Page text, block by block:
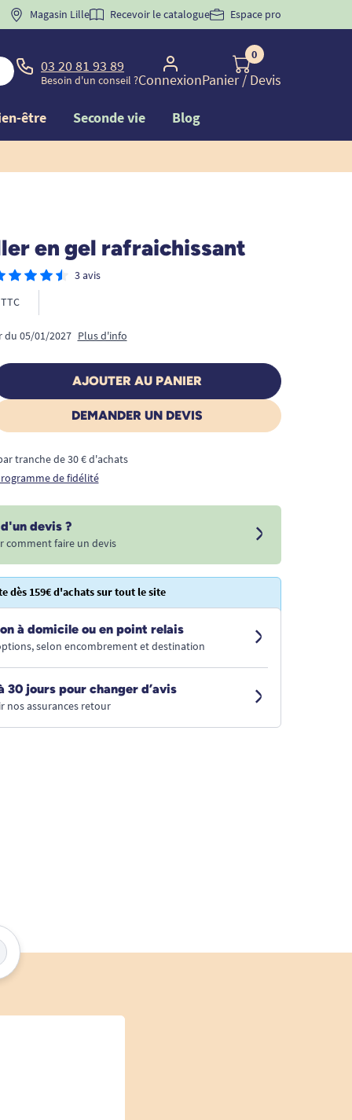
BIENVENUE" pourla 1ère commande d'incontinence
Magasin Lille Recevoir le catalogue Espace pro
03 20 81 93 89
Besoin d'un conseil ?Connexion
0
Panier/ Devis
être Seconde vie Blog
en gel rafraichissant
3 avis
TTC
du 05/01/2027 Plus d'info
AJOUTER AU PANIER
DEMANDER UN DEVIS
tranche de 30 € d'achats
de fidélité
devis ?
comment faire un devis
dès 159€ d'achats sur tout le site
à domicile ou en point relais
selon encombrement et destination
30 jours pour changer d’avis
nos assurances retour